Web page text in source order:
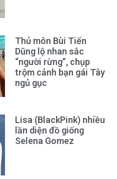
Thủ môn Bùi Tiến
Dũng lộ nhan sắc
“người rừng”, chụp
trộm cảnh bạn gái Tây
ngủ gục
Lisa (BlackPink) nhiều
lần diện đồ giống
Selena Gomez